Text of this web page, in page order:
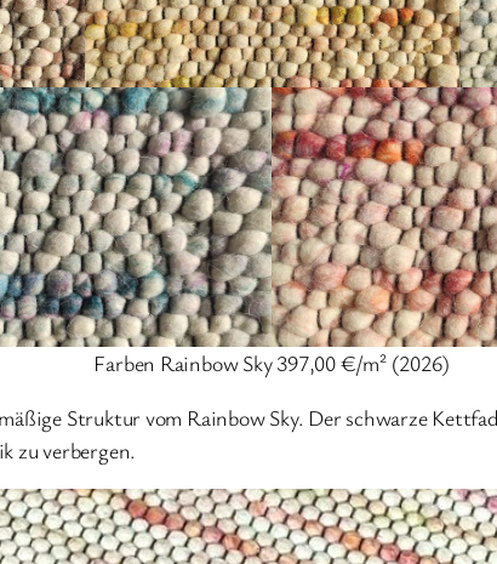
Farben Rainbow Sky 397,00 €/m² (2026)
Struktur vom Rainbow Sky. Der schwarze
zu verbergen.